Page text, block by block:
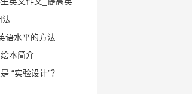
法
语水平的方法
本简介
“实验设计”？